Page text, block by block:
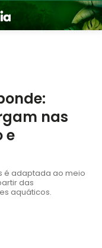
nas
e
é adaptada ao meio
das
aquáticos.